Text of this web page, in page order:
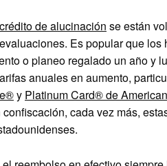
de alucinación se están
Es popular que
o planeo regalado un año y
anuales en aumento,
y Platinum Card® de
cada vez más,